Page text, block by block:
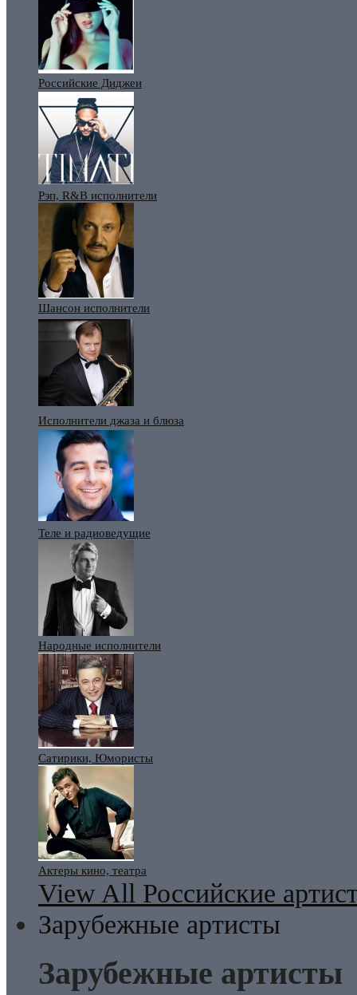
Российские Диджеи
Рэп, R&B исполнители
Шансон исполнители
Исполнители джаза и блюза
Теле и радиоведущие
Народные исполнители
Сатирики, Юмористы
Актеры кино, театра
View All Российские
Зарубежные артисты
Зарубежные артисты